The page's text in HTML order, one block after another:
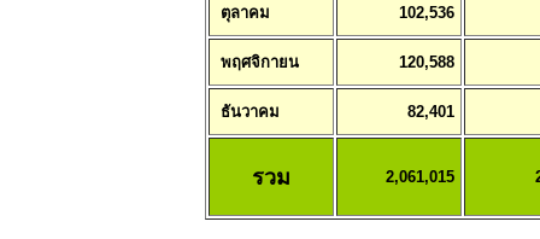
ตุลาคม 102,536
พฤศจิกายน 120,588
ธันวาคม 82,401
รวม 2,061,015